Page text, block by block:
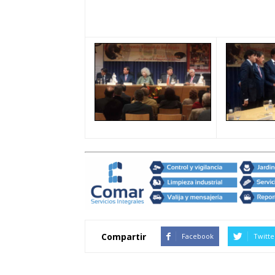
Compartir Facebook